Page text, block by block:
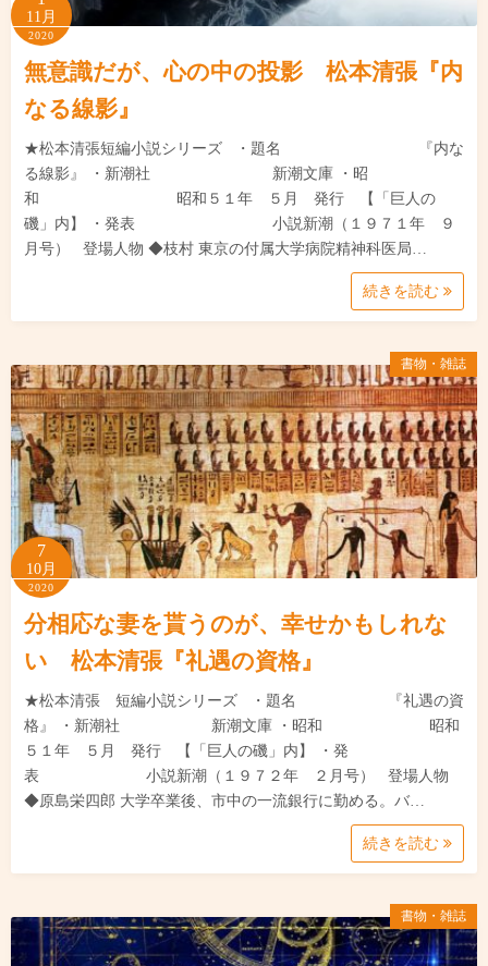
11月
2020
無意識だが、心の中の投影 松本清張『内
なる線影』
★松本清張短編小説シリーズ ・題名 『内な
る線影』 ・新潮社 新潮文庫 ・昭
和 昭和５１年 ５月 発行 【「巨人の
磯」内】 ・発表 小説新潮（１９７１年 ９
月号） 登場人物 ◆枝村 東京の付属大学病院精神科医局…
続きを読む
書物・雑誌
7
10月
2020
分相応な妻を貰うのが、幸せかもしれな
い 松本清張『礼遇の資格』
★松本清張 短編小説シリーズ ・題名 『礼遇の資
格』 ・新潮社 新潮文庫 ・昭和 昭和
５１年 ５月 発行 【「巨人の磯」内】 ・発
表 小説新潮（１９７２年 ２月号） 登場人物
◆原島栄四郎 大学卒業後、市中の一流銀行に勤める。バ…
続きを読む
書物・雑誌